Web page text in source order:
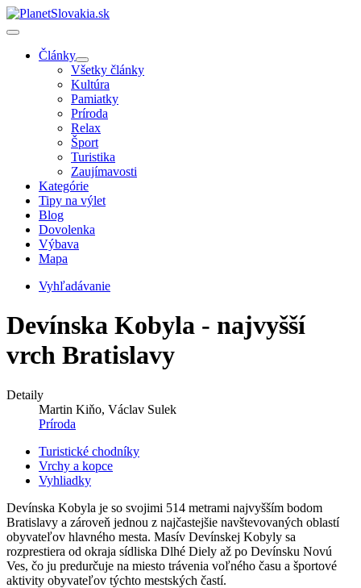
Články
Všetky články
Kultúra
Pamiatky
Príroda
Relax
Šport
Turistika
Zaujímavosti
Kategórie
Tipy na výlet
Blog
Dovolenka
Výbava
Mapa
Vyhľadávanie
Devínska Kobyla - najvyšší
vrch Bratislavy
Detaily
Martin Kiňo, Václav Sulek
Príroda
Turistické chodníky
Vrchy a kopce
Vyhliadky
Devínska Kobyla je so svojimi 514 metrami najvyšším bodom
Bratislavy a zároveň jednou z najčastejšie navštevovaných oblastí
obyvateľov hlavného mesta. Masív Devínskej Kobyly sa
rozprestiera od okraja sídliska Dlhé Diely až po Devínsku Novú
Ves, čo ju predurčuje na miesto trávenia voľného času a športové
aktivity obyvateľov týchto mestských častí.